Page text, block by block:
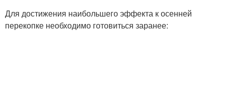
Для достижения наибольшего эффекта к осенней
перекопке необходимо готовиться заранее: